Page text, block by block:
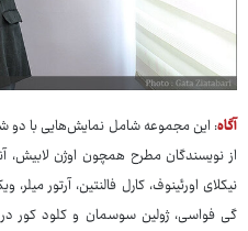
آگاه: این مجموعه شامل نمایش‌هایی با
از نویسندگان مطرح همچون اوژن لابیش،
نیکلای اورئینوف، کارل فالنتین، آرتور
گی فواسی، ژولین سوسمان و کلود کور